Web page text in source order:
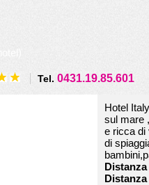
Tel. 0431.19.85.601
Hotel
sul mare
e ricca di
di